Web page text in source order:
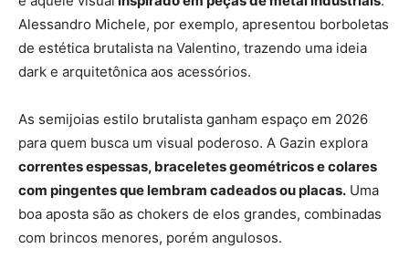
Alessandro Michele, por exemplo, apresentou borboletas
de estética brutalista na Valentino, trazendo uma ideia
dark e arquitetônica aos acessórios.
As semijoias estilo brutalista ganham espaço em 2026
para quem busca um visual poderoso. A Gazin explora
correntes espessas, braceletes geométricos e colares
com pingentes que lembram cadeados ou placas. Uma
boa aposta são as chokers de elos grandes, combinadas
com brincos menores, porém angulosos.